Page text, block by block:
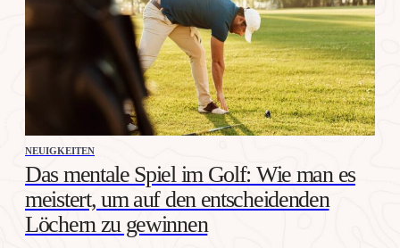
NEUIGKEITEN
Das mentale Spiel im Golf: Wie man es
meistert, um auf den entscheidenden
Löchern zu gewinnen